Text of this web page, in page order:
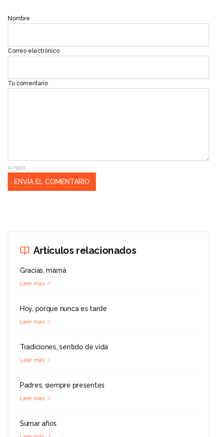
Nombre
Correo electrónico
Tu comentario
0/500
Artículos relacionados
Gracias, mamá
Leer más
Hoy, porque nunca es tarde
Leer más
Tradiciones, sentido de vida
Leer más
Padres, siempre presentes
Leer más
Sumar años